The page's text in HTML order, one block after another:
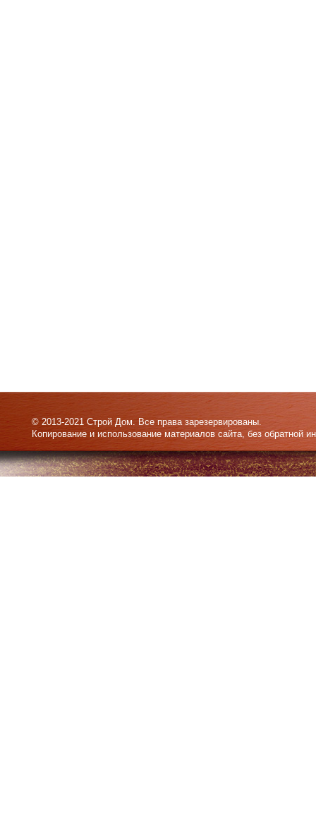
© 2013-2021 Строй Дом. Все права зарезервированы.
Копирование и использование материалов сайта, без обратной